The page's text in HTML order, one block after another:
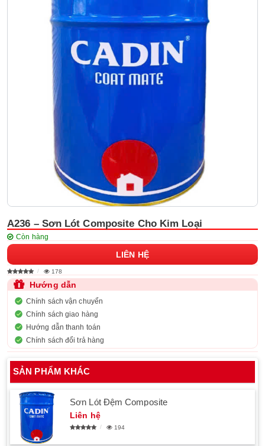
A236 – Sơn Lót Composite Cho Kim Loại
Còn hàng
LIÊN HỆ
178
Hướng dẫn
Chính sách vận chuyển
Chính sách giao hàng
Hướng dẫn thanh toán
Chính sách đổi trả hàng
SẢN PHẨM KHÁC
Sơn Lót Đệm Composite
Liên hệ
194